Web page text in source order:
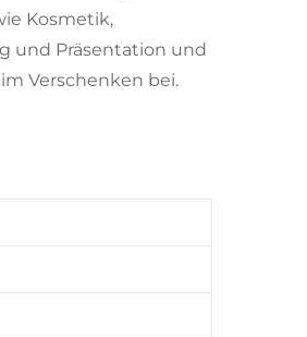
Kosmetik,
und Präsentation und
Verschenken bei.